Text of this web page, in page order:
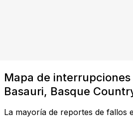
Mapa de
Basauri, Basque
La mayoría de reportes de fallos